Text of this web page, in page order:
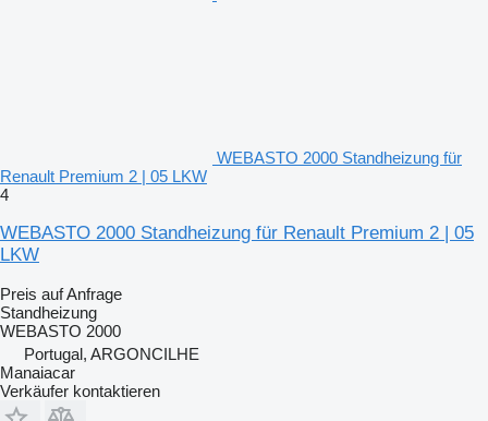
WEBASTO 2000 Standheizung für
Renault Premium 2 | 05 LKW
4
WEBASTO 2000 Standheizung für Renault Premium 2 | 05
LKW
Preis auf Anfrage
Standheizung
WEBASTO 2000
Portugal, ARGONCILHE
Manaiacar
Verkäufer kontaktieren